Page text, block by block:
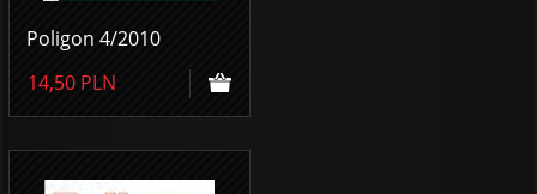
Poligon 4/2010
14,50 PLN